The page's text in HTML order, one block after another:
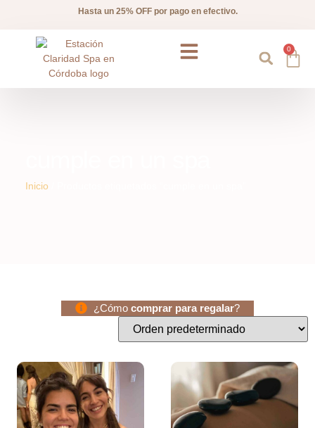
Hasta un 25% OFF por pago en efectivo.
0
Inicio
¿Cómocomprar para regalar?